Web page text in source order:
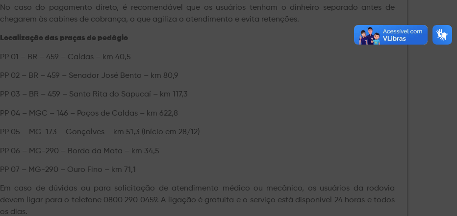
No caso do pagamento direto, é recomendável que os usuários tenham o dinheiro separado antes de
chegarem às cabines de cobrança, o que agiliza o atendimento e evita retenções.
Localização das praças de pedágio
PP 01 – BR – 459 – Caldas – km 40,5
PP 02 – BR – 459 – Senador José Bento – km 80,9
PP 03 – BR – 459 – Santa Rita do Sapucaí – km 117,3
PP 04 – MGC – 146 – Poços de Caldas – km 622,8
PP 05 – MG-173 – Gonçalves – km 51,3 (início em 28/12)
PP 06 – MG-290 – Borda da Mata – km 34,5
PP 07 – MG-290 – Ouro Fino – km 71,1
Em caso de dúvidas ou para solicitação de atendimento médico ou mecânico, os usuários da rodovia
devem ligar para o telefone 0800 290 0459. A ligação é gratuita e o serviço está disponível 24 horas e todos
os dias.